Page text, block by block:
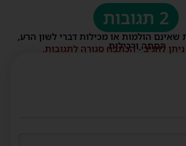
2 תגובות
שאינם הולמות או מכילות דברי לשון הרע,
הסתה ורכילות.
להגיב - הכתבה סגורה לתגובות.